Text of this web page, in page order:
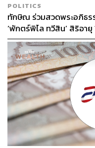
POLITICS
ทักษิณ ร่วมสวดพระอภิธร
‘พักตร์พิไล ทวีสิน’ สิริอา
หลากวงการร่วมอาลัย